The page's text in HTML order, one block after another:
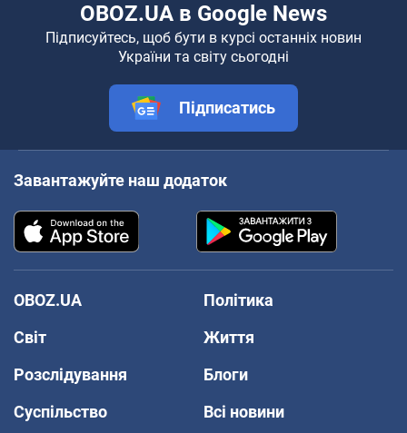
OBOZ.UA в Google News
Підписуйтесь, щоб бути в курсі останніх новин
України та світу сьогодні
Підписатись
Завантажуйте наш додаток
OBOZ.UA
Політика
Світ
Життя
Розслідування
Блоги
Суспільство
Всі новини